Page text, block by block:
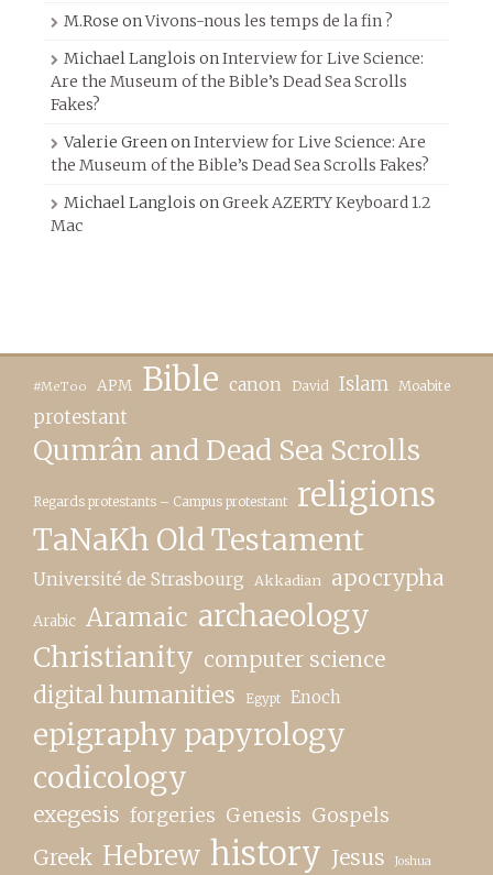
M.Rose onVivons-nous les temps de la fin ?
Michael Langlois onInterview for Live Science:
Are the Museum of the Bible’s Dead Sea Scrolls
Fakes?
Valerie GreenonInterview for Live Science: Are
the Museum of the Bible’s Dead Sea Scrolls Fakes?
Michael Langlois onGreek AZERTY Keyboard 1.2
Mac
#MeToo APM Bible canon David Islam Moabite
protestant
Qumrân and Dead Sea Scrolls
Regards protestants – Campus protestant religions
TaNaKh Old Testament
Université de Strasbourg Akkadian apocrypha
Arabic Aramaic archaeology
Christianity computer science
digital humanities Egypt Enoch
epigraphy papyrology
codicology
exegesis forgeries Genesis Gospels
Greek Hebrew history Jesus Joshua